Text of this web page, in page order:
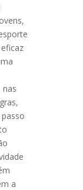
nas
a